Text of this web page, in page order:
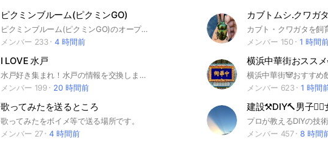
ピクミンブルーム(ピクミンGO)
ピクミンブルーム(ピクミンGO)のオープンチャットです。グループに参加して、みんなでピクミンブルームで遊びましょう！
メンバー 233
4 時間前
カブトムシ.クワガ
メンバー 150
1 時間
I LOVE 水戸
水戸好き集まれ！水戸の情報を交換しましょう！水戸に住みたい人も、今後住んでみたい人も、とにかくみんなで楽しく情報交換！
メンバー 199
20 時間前
横浜中華街おスス
メンバー 623
1 時間
歌ってみたを送るところ
歌ってみたをボイメ等で送る場所です。
メンバー 27
4 時間前
建設⚒DIY🔨男子👷‍♂️
メンバー 457
8 時間